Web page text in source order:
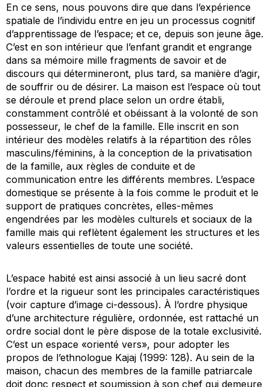
En ce sens, nous pouvons dire que dans l’expérience
spatiale de l’individu entre en jeu un processus cognitif
d’apprentissage de l’espace; et ce, depuis son jeune âge.
C’est en son intérieur que l’enfant grandit et engrange
dans sa mémoire mille fragments de savoir et de
discours qui détermineront, plus tard, sa manière d’agir,
de souffrir ou de désirer. La maison est l’espace où tout
se déroule et prend place selon un ordre établi,
constamment contrôlé et obéissant à la volonté de son
possesseur, le chef de la famille. Elle inscrit en son
intérieur des modèles relatifs à la répartition des rôles
masculins/féminins, à la conception de la privatisation
de la famille, aux règles de conduite et de
communication entre les différents membres. L’espace
domestique se présente à la fois comme le produit et le
support de pratiques concrètes, elles-mêmes
engendrées par les modèles culturels et sociaux de la
famille mais qui reflètent également les structures et les
valeurs essentielles de toute une société.
L’espace habité est ainsi associé à un lieu sacré dont
l’ordre et la rigueur sont les principales caractéristiques
(voir capture d’image ci-dessous). À l’ordre physique
d’une architecture régulière, ordonnée, est rattaché un
ordre social dont le père dispose de la totale exclusivité.
C’est un espace «orienté vers», pour adopter les
propos de l’ethnologue Kajaj (1999: 128). Au sein de la
maison, chacun des membres de la famille patriarcale
doit donc respect et soumission à son chef qui demeure